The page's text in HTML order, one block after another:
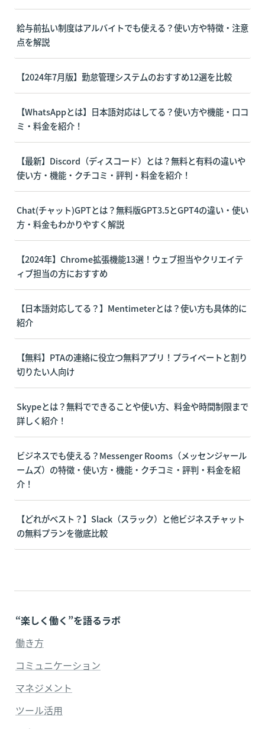
給与前払い制度はアルバイトでも使える？使い方や特徴・注意
点を解説
【2024年7月版】勤怠管理システムのおすすめ12選を比較
【WhatsAppとは】日本語対応はしてる？使い方や機能・口コ
ミ・料金を紹介！
【最新】Discord（ディスコード）とは？無料と有料の違いや
使い方・機能・クチコミ・評判・料金を紹介！
Chat(チャット)GPTとは？無料版GPT3.5とGPT4の違い・使い
方・料金もわかりやすく解説
【2024年】Chrome拡張機能13選！ウェブ担当やクリエイテ
ィブ担当の方におすすめ
【日本語対応してる？】Mentimeterとは？使い方も具体的に
紹介
【無料】PTAの連絡に役立つ無料アプリ！プライベートと割り
切りたい人向け
Skypeとは？無料でできることや使い方、料金や時間制限まで
詳しく紹介！
ビジネスでも使える？Messenger Rooms（メッセンジャール
ームズ） の特徴・使い方・機能・クチコミ・評判・料金を紹
介！
【どれがベスト？】Slack（スラック）と他ビジネスチャット
の無料プランを徹底比較
“楽しく働く”を語るラボ
働き方
コミュニケーション
マネジメント
ツール活用